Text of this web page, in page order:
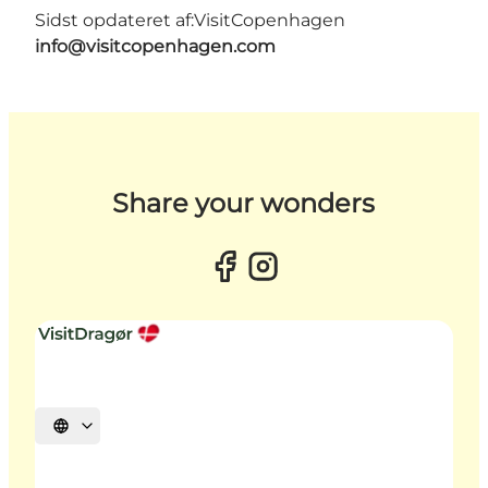
Sidst opdateret af:VisitCopenhagen
info@visitcopenhagen.com
Share your wonders
Vælg sprog